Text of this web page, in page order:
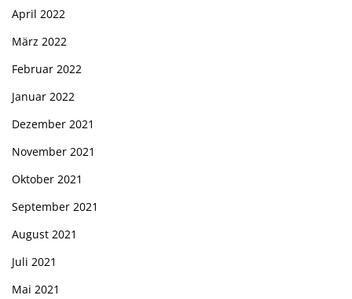
April 2022
März 2022
Februar 2022
Januar 2022
Dezember 2021
November 2021
Oktober 2021
September 2021
August 2021
Juli 2021
Mai 2021